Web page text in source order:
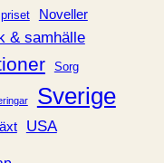
Noveller
& samhälle
Sorg
Sverige
USA